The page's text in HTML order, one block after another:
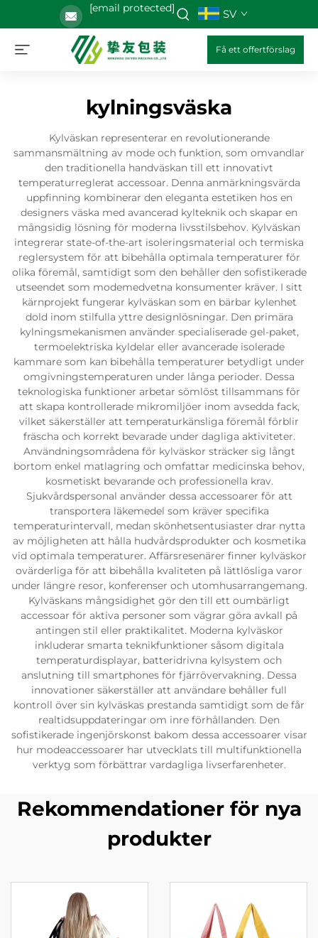
[email protected] SV
Få ett offertförslag
kylningsväska
Kylväskan representerar en revolutionerande
sammansmältning av mode och funktion, som omvandlar
den traditionella handväskan till ett innovativt
temperaturreglerat accessoar. Denna anmärkningsvärda
uppfinning kombinerar den eleganta estetiken hos en
designers väska med avancerad kylteknik och skapar en
mångsidig lösning för moderna livsstilsbehov. Kylväskan
integrerar state-of-the-art isoleringsmaterial och termiska
reglersystem för att bibehålla optimala temperaturer för
olika föremål, samtidigt som den behåller den sofistikerade
utseendet som modemedvetna konsumenter kräver. I sitt
kärnprojekt fungerar kylväskan som en bärbar kylenhet
dold inom stilfulla yttre designlösningar. Den primära
kylningsmekanismen använder specialiserade gel-paket,
termoelektriska kyldelar eller avancerade isolerade
kammare som kan bibehålla temperaturer betydligt under
omgivningstemperaturen under långa perioder. Dessa
teknologiska funktioner arbetar sömlöst tillsammans för
att skapa kontrollerade mikromiljöer inom avsedda fack,
vilket säkerställer att temperaturkänsliga föremål förblir
fräscha och korrekt bevarade under dagliga aktiviteter.
Användningsområdena för kylväskor sträcker sig långt
bortom enkel matlagring och omfattar medicinska behov,
kosmetiskt bevarande och professionella krav.
Sjukvårdspersonal använder dessa accessoarer för att
transportera läkemedel som kräver specifika
temperaturintervall, medan skönhetsentusiaster drar nytta
av möjligheten att hålla hudvårdsprodukter och kosmetika
vid optimala temperaturer. Affärsresenärer finner kylväskor
ovärderliga för att bibehålla kvaliteten på lättlösliga varor
under längre resor, konferenser och utomhusarrangemang.
Kylväskans mångsidighet gör den till ett oumbärligt
accessoar för aktiva personer som vägrar göra avkall på
antingen stil eller praktikalitet. Moderna kylväskor
inkluderar smarta teknikfunktioner såsom digitala
temperaturdisplayar, batteridrivna kylsystem och
anslutning till smartphones för fjärrövervakning. Dessa
innovationer säkerställer att användare behåller full
kontroll över sin kylväskas prestanda samtidigt som de får
realtidsuppdateringar om inre förhållanden. Den
sofistikerade ingenjörskonst bakom dessa accessoarer visar
hur modeaccessoarer har utvecklats till multifunktionella
verktyg som förbättrar vardagliga livserfarenheter.
Rekommendationer för nya
produkter